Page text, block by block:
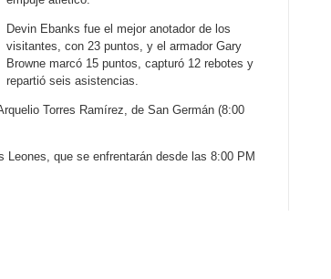
Devin Ebanks fue el mejor anotador de los
visitantes, con 23 puntos, y el armador Gary
Browne marcó 15 puntos, capturó 12 rebotes y
repartió seis asistencias.
Torres Ramírez, de San Germán (8:00
que se enfrentarán desde las 8:00 PM